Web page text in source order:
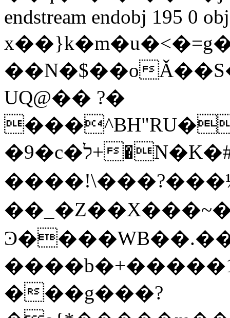
endstream endobj 195 0
��N�$��o
UQ@�� ?�
�9�c�ל+�N�K�#?��<�濙
�
���g���?